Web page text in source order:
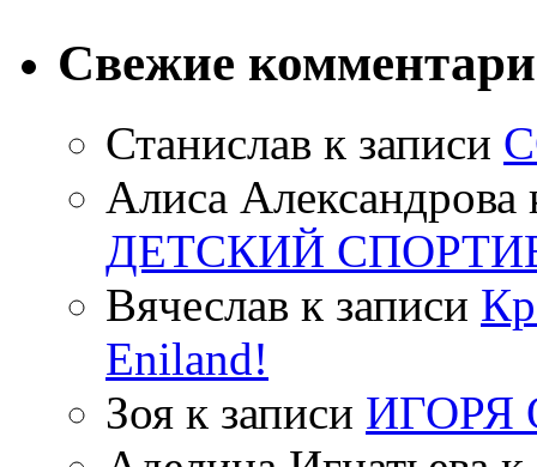
Свежие
Станислав к записи
Алиса Александрова
ДЕТСКИЙ
Вячеслав к записи
Eniland!
Зоя к записи ИГОРЯ